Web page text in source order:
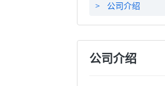
> 公司介绍
公司介绍